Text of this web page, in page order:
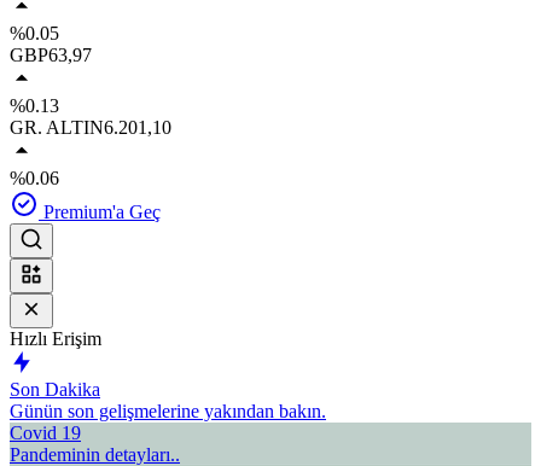
%0.05
GBP63,97
%0.13
GR. ALTIN6.201,10
%0.06
Premium'a Geç
Hızlı Erişim
Son Dakika
Günün son gelişmelerine yakından bakın.
Covid 19
Pandeminin detayları..